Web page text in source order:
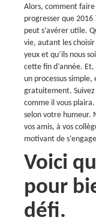
Alors, comment
progresser que 2016
peut s’avérer utile.
vie, autant les choisir
yeux et qu’ils nous
cette fin d’année.
un processus
gratuitement.
comme il vous
selon votre humeur.
vos amis, à vos
motivant de
Voici
pour
défi.